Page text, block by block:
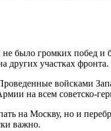
было громких побед
других участках фронта.
войсками
на всем советско-
на Москву, но и
важно.